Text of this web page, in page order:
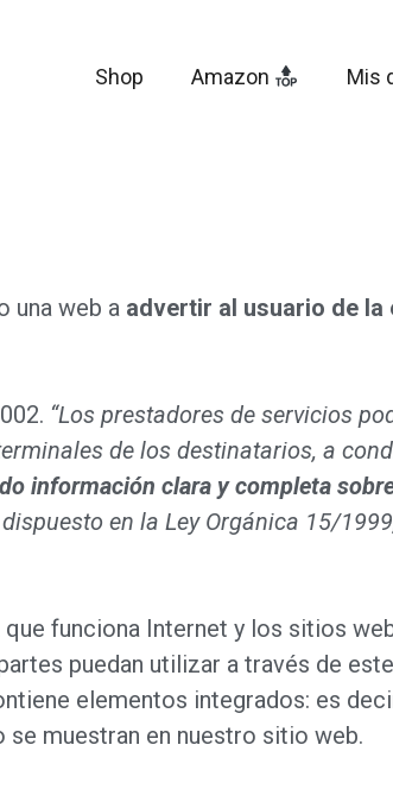
Shop Amazon Mis
una web a advertir al usuario de
“Los prestadores de servicios
de los destinatarios, a
información clara y completa
en la Ley Orgánica 15/
funciona Internet y los sitios
puedan utilizar a través de
elementos integrados: es
se muestran en nuestro sitio web.